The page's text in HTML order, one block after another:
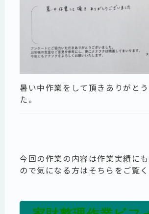
暑い中作業をして頂きありがと
た。
今回の作業の内容は作業実績に
ので気になる方はそちらをご覧く